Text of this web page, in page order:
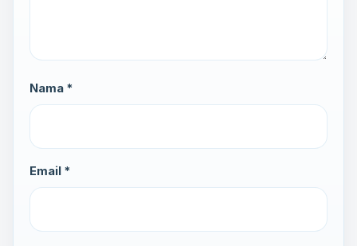
Nama *
Email *